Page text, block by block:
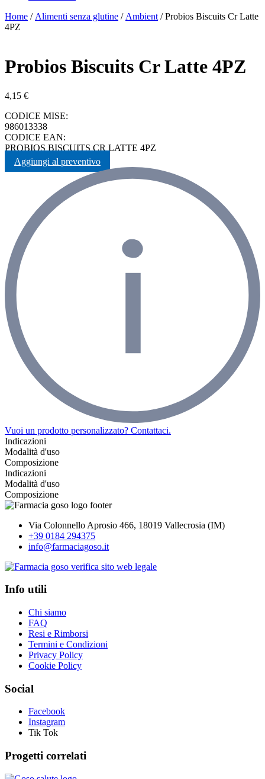
Home / Alimenti senza glutine / Ambient / Probios Biscuits Cr Latte
4PZ
Probios Biscuits Cr Latte 4PZ
4,15 €
CODICE MISE:
986013338
CODICE EAN:
PROBIOS BISCUITS CR LATTE 4PZ
Aggiungi al preventivo
Vuoi un prodotto personalizzato? Contattaci.
Indicazioni
Modalità d'uso
Composizione
Indicazioni
Modalità d'uso
Composizione
Via Colonnello Aprosio 466, 18019 Vallecrosia (IM)
+39 0184 294375
info@farmaciagoso.it
Info utili
Chi siamo
FAQ
Resi e Rimborsi
Termini e Condizioni
Privacy Policy
Cookie Policy
Social
Facebook
Instagram
Tik Tok
Progetti correlati